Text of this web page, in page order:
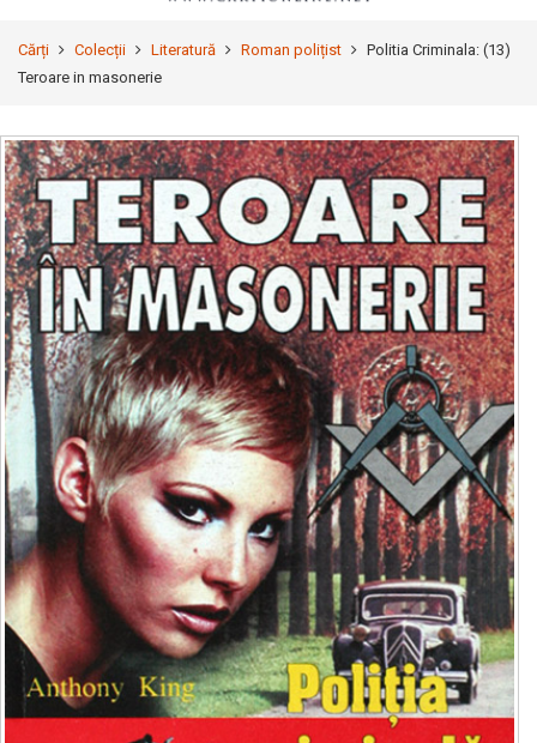
Cărți Colecții Literatură Roman polițist
Politia Criminala: (13)
Teroare in masonerie